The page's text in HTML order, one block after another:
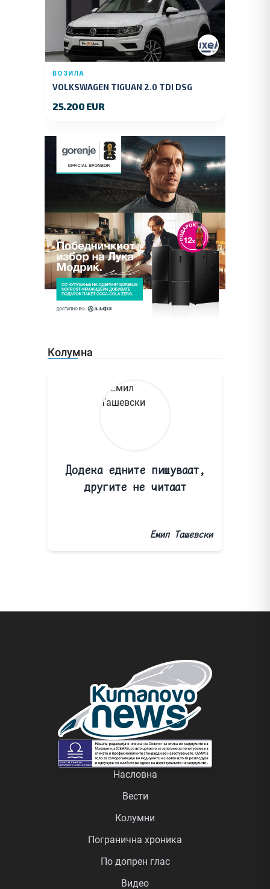
ВОЗИЛА
VOLKSWAGEN TIGUAN 2.0 TDI DSG
25.200 EUR
Колумна
Додека едните пишуваат,
другите не читаат
Емил Ташевски
Насловна
Вести
Колумни
Погранична хроника
По допрен глас
Видео